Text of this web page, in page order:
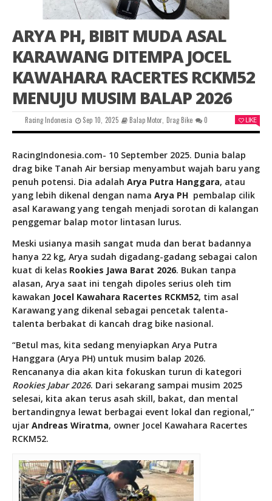
ARYA PH, BIBIT MUDA ASAL
KARAWANG DITEMPA JOCEL
KAWAHARA RACERTES RCKM52
MENUJU MUSIM BALAP 2026
Racing Indonesia Sep 10, 2025 Balap Motor, Drag Bike 0 LIKE
RacingIndonesia.com- 10 September 2025. Dunia balap
drag bike Tanah Air bersiap menyambut wajah baru yang
penuh potensi. Dia adalah Arya Putra Hanggara, atau
yang lebih dikenal dengan nama Arya PH pembalap cilik
asal Karawang yang tengah menjadi sorotan di kalangan
penggemar balap motor lintasan lurus.
Meski usianya masih sangat muda dan berat badannya
hanya 22 kg, Arya sudah digadang-gadang sebagai calon
kuat di kelas Rookies Jawa Barat 2026. Bukan tanpa
alasan, Arya saat ini tengah dipoles serius oleh tim
kawakan Jocel Kawahara Racertes RCKM52, tim asal
Karawang yang dikenal sebagai pencetak talenta-
talenta berbakat di kancah drag bike nasional.
“Betul mas, kita sedang menyiapkan Arya Putra
Hanggara (Arya PH) untuk musim balap 2026.
Rencananya dia akan kita fokuskan turun di kategori
Rookies Jabar 2026. Dari sekarang sampai musim 2025
selesai, kita akan terus asah skill, bakat, dan mental
bertandingnya lewat berbagai event lokal dan regional,”
ujar Andreas Wiratma, owner Jocel Kawahara Racertes
RCKM52.